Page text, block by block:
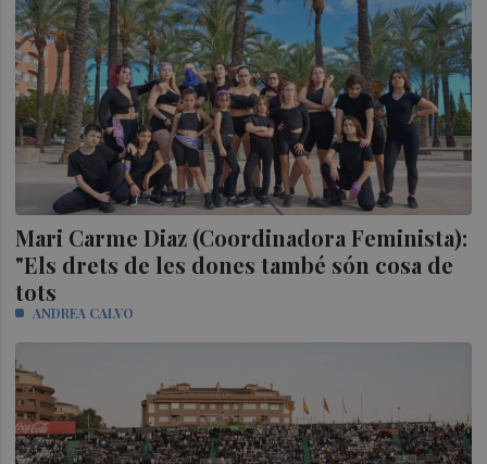
Mari Carme Diaz (Coordinadora Feminista):
"Els drets de les dones també són cosa de
tots
ANDREA CALVO